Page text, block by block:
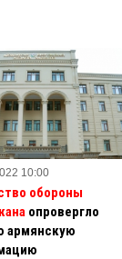
10:00
обороны
опровергло
армянскую